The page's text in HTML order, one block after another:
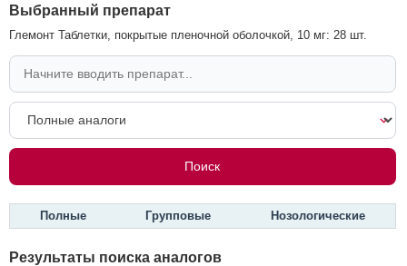
Выбранный препарат
Глемонт Таблетки, покрытые пленочной оболочкой, 10 мг: 28 шт.
Полные Групповые Нозологические
Результаты поиска аналогов